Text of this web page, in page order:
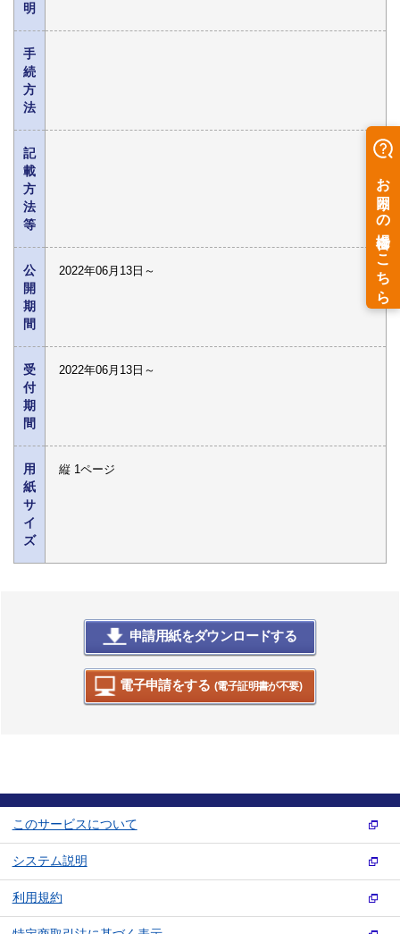
明
手
続
方
法
記
載
方
法
等
公
開
期
間
2022年06月13日～
受
付
期
間
2022年06月13日～
用
紙
サ
イ
ズ
縦 1ページ
申請用紙をダウンロードする
電子申請をする (電子証明書が不要)
このサービスについて
システム説明
利用規約